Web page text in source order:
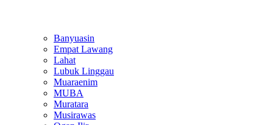
Banyuasin
Empat Lawang
Lahat
Lubuk Linggau
Muaraenim
MUBA
Muratara
Musirawas